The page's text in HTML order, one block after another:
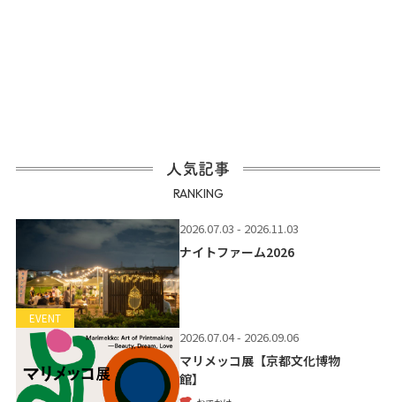
人気記事
RANKING
EVENT
2026.07.03 - 2026.11.03
ナイトファーム2026
2026.07.04 - 2026.09.06
マリメッコ展【京都文化博物
館】